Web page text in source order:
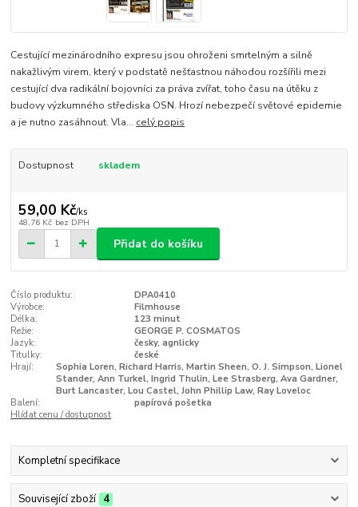
Cestující mezinárodního expresu jsou ohroženi smrtelným a silně
nakažlivým virem, který v podstatě nešťastnou náhodou rozšířili mezi
cestující dva radikální bojovníci za práva zvířat, toho času na útěku z
budovy výzkumného střediska OSN. Hrozí nebezpečí světové epidemie
a je nutno zasáhnout. Vla... celý popis
Dostupnost skladem
59,00 Kč/ks
48,76 Kč bez DPH
Přidat do košíku
Číslo produktu:
DPA0410
Výrobce:
Filmhouse
Délka:
123 minut
Režie:
GEORGE P. COSMATOS
Jazyk:
česky, agnlicky
Titulky:
české
Hrají:
Sophia Loren, Richard Harris, Martin Sheen, O. J. Simpson, Lionel
Stander, Ann Turkel, Ingrid Thulin, Lee Strasberg, Ava Gardner,
Burt Lancaster, Lou Castel, John Phillip Law, Ray Loveloc
Balení:
papírová pošetka
Hlídat cenu / dostupnost
Kompletní specifikace
Související zboží 4